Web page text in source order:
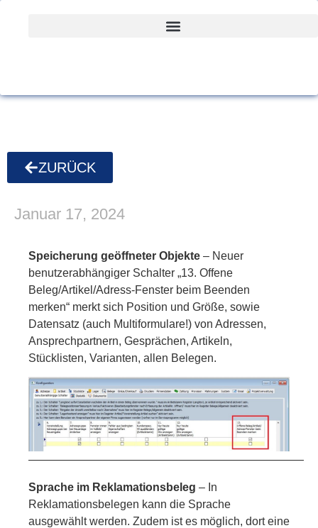
ZURÜCK
Januar 17, 2024
Speicherung geöffneter Objekte – Neuer
benutzerabhängiger Schalter „13. Offene
Beleg/Artikel/Adress-Fenster beim Beenden
merken“ merkt sich Position und Größe, sowie
Datensatz (auch Multiformulare!) von Adressen,
Ansprechpartnern, Gesprächen, Artikeln,
Stücklisten, Varianten, allen Belegen.
Sprache im Reklamationsbeleg – In
Reklamationsbelegen kann die Sprache
ausgewählt werden. Zudem ist es möglich, dort eine